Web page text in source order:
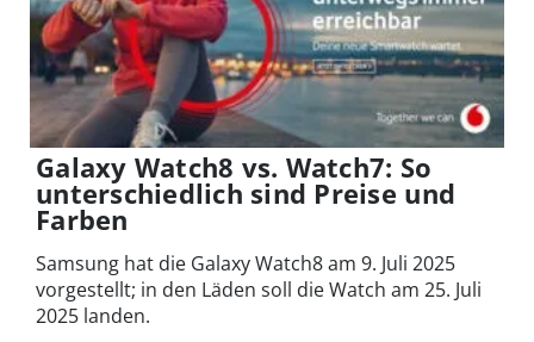
Galaxy Watch8 vs. Watch7: So
unterschiedlich sind Preise und
Farben
Samsung hat die Galaxy Watch8 am 9. Juli 2025
vorgestellt; in den Läden soll die Watch am 25. Juli
2025 landen.